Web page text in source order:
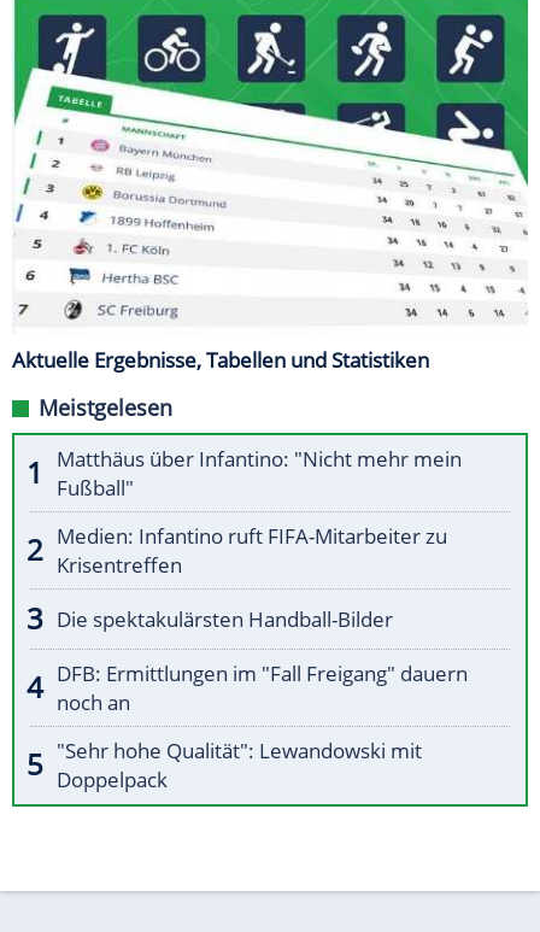
Aktuelle Ergebnisse, Tabellen und Statistiken
Meistgelesen
Matthäus über Infantino: "Nicht mehr mein
Fußball"
Medien: Infantino ruft FIFA-Mitarbeiter zu
Krisentreffen
Die spektakulärsten Handball-Bilder
DFB: Ermittlungen im "Fall Freigang" dauern
noch an
"Sehr hohe Qualität": Lewandowski mit
Doppelpack